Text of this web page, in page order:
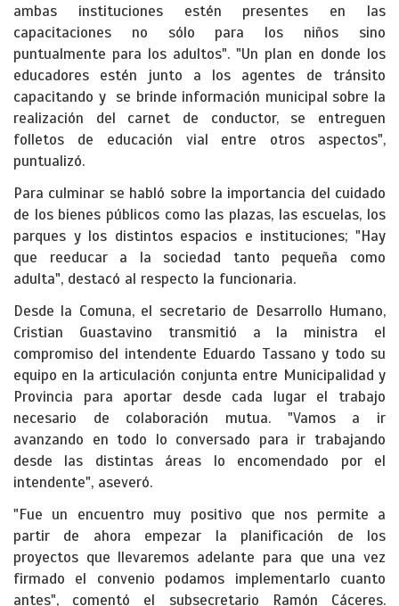
ambas instituciones estén presentes en las
capacitaciones no sólo para los niños sino
puntualmente para los adultos". "Un plan en donde los
educadores estén junto a los agentes de tránsito
capacitando y se brinde información municipal sobre la
realización del carnet de conductor, se entreguen
folletos de educación vial entre otros aspectos",
puntualizó.
Para culminar se habló sobre la importancia del cuidado
de los bienes públicos como las plazas, las escuelas, los
parques y los distintos espacios e instituciones; "Hay
que reeducar a la sociedad tanto pequeña como
adulta", destacó al respecto la funcionaria.
Desde la Comuna, el secretario de Desarrollo Humano,
Cristian Guastavino transmitió a la ministra el
compromiso del intendente Eduardo Tassano y todo su
equipo en la articulación conjunta entre Municipalidad y
Provincia para aportar desde cada lugar el trabajo
necesario de colaboración mutua. "Vamos a ir
avanzando en todo lo conversado para ir trabajando
desde las distintas áreas lo encomendado por el
intendente", aseveró.
"Fue un encuentro muy positivo que nos permite a
partir de ahora empezar la planificación de los
proyectos que llevaremos adelante para que una vez
firmado el convenio podamos implementarlo cuanto
antes", comentó el subsecretario Ramón Cáceres.